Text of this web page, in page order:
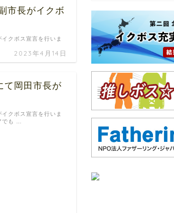
市長がイクボ
2023年4月14日
クボス宣言を行いま
て岡田市長が
クボス宣言を行いま
でも …